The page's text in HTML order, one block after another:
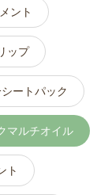
ント
ップ
ートパック
マルチオイル
ト